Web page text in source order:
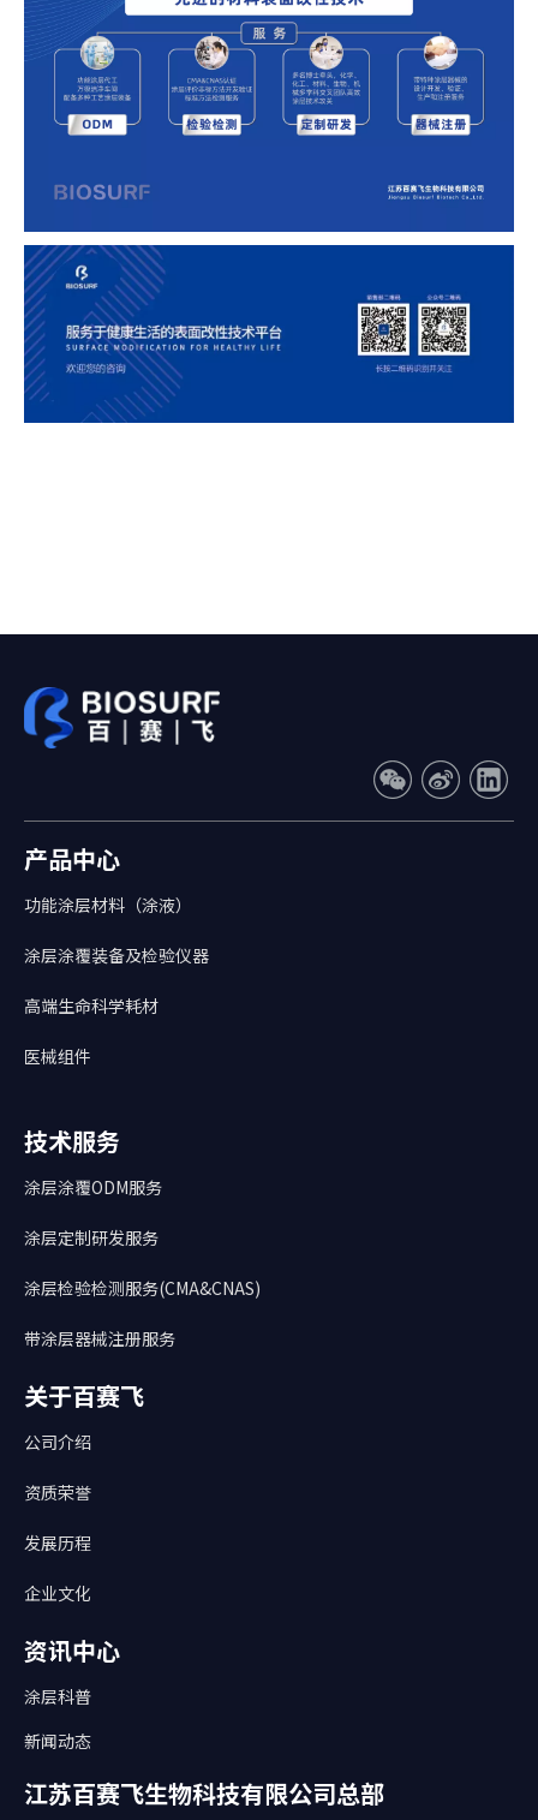
产品中心
功能涂层材料（涂液）
涂层涂覆装备及检验仪器
高端生命科学耗材
医械组件
技术服务
涂层涂覆ODM服务
涂层定制研发服务
涂层检验检测服务(CMA&CNAS)
带涂层器械注册服务
关于百赛飞
公司介绍
资质荣誉
发展历程
企业文化
资讯中心
涂层科普
新闻动态
江苏百赛飞生物科技有限公司总部